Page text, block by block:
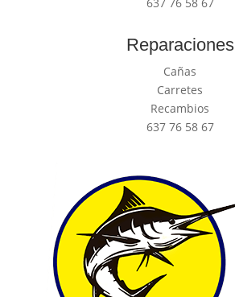
Reparaciones
Cañas
Carretes
Recambios
637 76 58 67